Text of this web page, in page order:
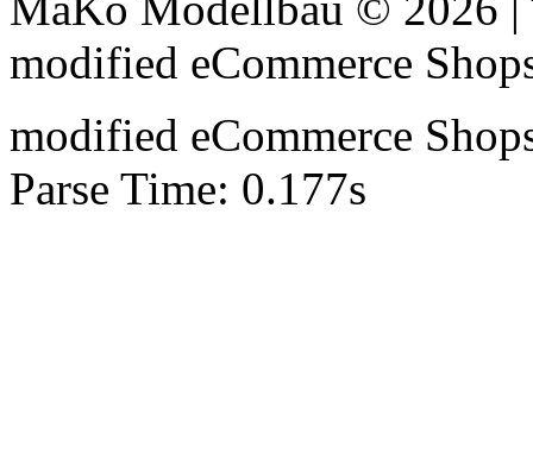
modified eCommerce
modified eCommerce
Parse Time: 0.177s